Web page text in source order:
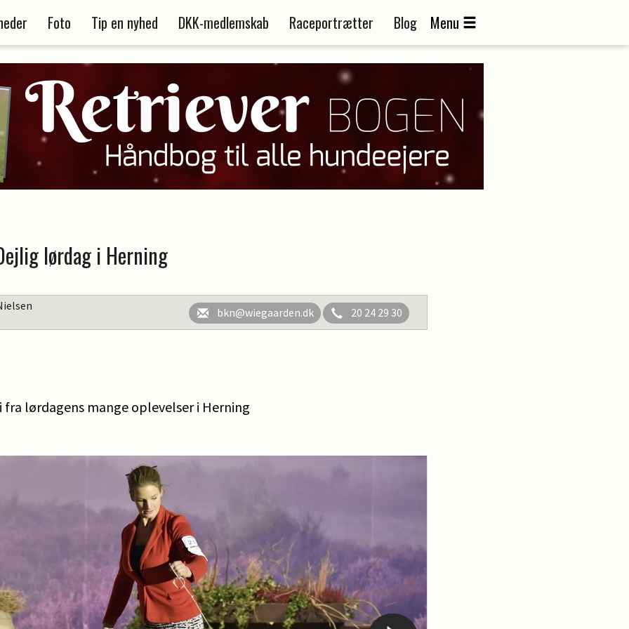
Foto Tip en nyhed DKK-medlemskab Raceportrætter Blog Menu
lørdag i Herning
bkn@wiegaarden.dk 20 24 29 30
lørdagens mange oplevelser i Herning